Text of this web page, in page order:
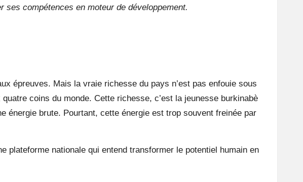
compétences en moteur de développement.
épreuves. Mais la vraie richesse du pays n’est pas enfouie sous
coins du monde. Cette richesse, c’est la jeunesse burkinabè
énergie brute. Pourtant, cette énergie est trop souvent freinée par
plateforme nationale qui entend transformer le potentiel humain en